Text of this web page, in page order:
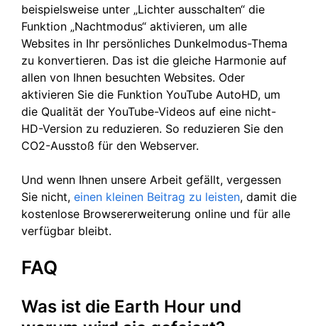
beispielsweise unter „Lichter ausschalten“ die
Funktion „Nachtmodus“ aktivieren, um alle
Websites in Ihr persönliches Dunkelmodus-Thema
zu konvertieren. Das ist die gleiche Harmonie auf
allen von Ihnen besuchten Websites. Oder
aktivieren Sie die Funktion YouTube AutoHD, um
die Qualität der YouTube-Videos auf eine nicht-
HD-Version zu reduzieren. So reduzieren Sie den
CO2-Ausstoß für den Webserver.
Und wenn Ihnen unsere Arbeit gefällt, vergessen
Sie nicht, einen kleinen Beitrag zu leisten, damit die
kostenlose Browsererweiterung online und für alle
verfügbar bleibt.
FAQ
Was ist die Earth Hour und